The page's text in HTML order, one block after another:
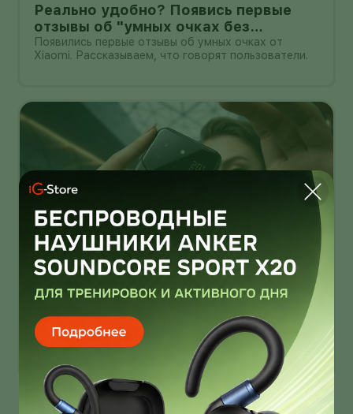
Реально удобно? Появись первые
отзывы об "умных очках без
дисплея" от Xioami
Появились первые отзывы об умных очках от
Xiaomi. Рассказываем, что говорят пользователи.
Infinix Note 60 Ultra от Pininfarina
умеет звонить через спутник
Infinix Note 60 Ultra получил дизайн от Pininfarina!
И это далеко не единственная фича новинки!
О нас